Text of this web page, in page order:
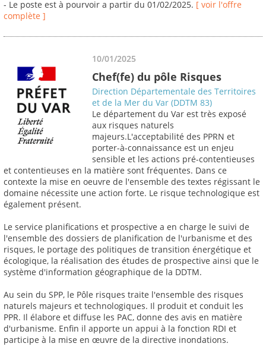
- Le poste est à pourvoir a partir du 01/02/2025. [ voir l'offre
complète ]
10/01/2025
Chef(fe) du pôle Risques
Direction Départementale des Territoires
et de la Mer du Var (DDTM 83)
Le département du Var est très exposé
aux risques naturels
majeurs.L'acceptabilité des PPRN et
porter-à-connaissance est un enjeu
sensible et les actions pré-contentieuses
et contentieuses en la matière sont fréquentes. Dans ce
contexte la mise en oeuvre de l'ensemble des textes régissant le
domaine nécessite une action forte. Le risque technologique est
également présent.
Le service planifications et prospective a en charge le suivi de
l'ensemble des dossiers de planification de l'urbanisme et des
risques, le portage des politiques de transition énergétique et
écologique, la réalisation des études de prospective ainsi que le
système d'information géographique de la DDTM.
Au sein du SPP, le Pôle risques traite l'ensemble des risques
naturels majeurs et technologiques. Il produit et conduit les
PPR. Il élabore et diffuse les PAC, donne des avis en matière
d'urbanisme. Enfin il apporte un appui à la fonction RDI et
participe à la mise en œuvre de la directive inondations.